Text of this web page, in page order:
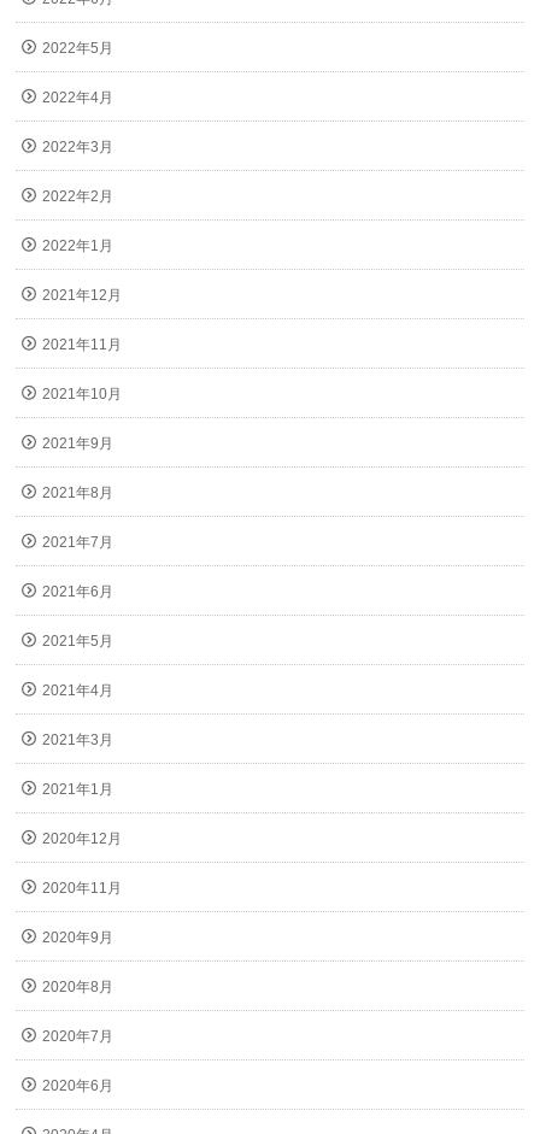
2022年5月
2022年4月
2022年3月
2022年2月
2022年1月
2021年12月
2021年11月
2021年10月
2021年9月
2021年8月
2021年7月
2021年6月
2021年5月
2021年4月
2021年3月
2021年1月
2020年12月
2020年11月
2020年9月
2020年8月
2020年7月
2020年6月